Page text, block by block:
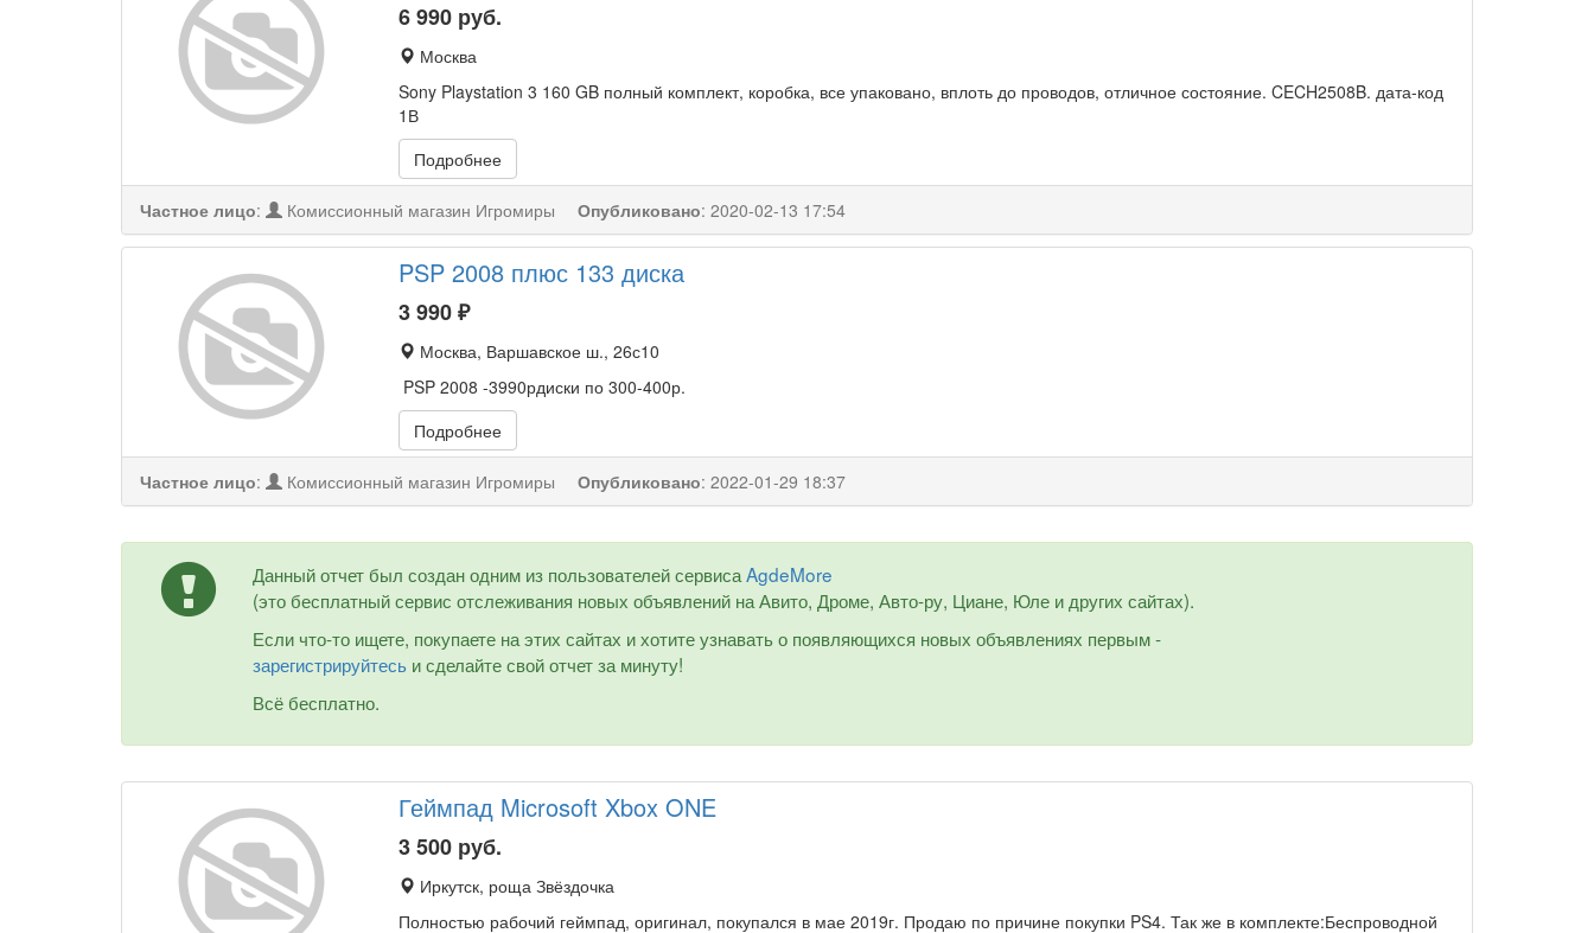
6 990 руб.
Москва
Sony Playstation 3 160 GB полный комплект, коробка, все упаковано, вплоть до проводов, отличное состояние. CECH2508B. дата-код
1В
Подробнее
Частное лицо: Комиссионный магазин Игромиры Опубликовано: 2020-02-13 17:54
PSP 2008 плюс 133 диска
3 990₽
Москва, Варшавское ш., 26с10
PSP 2008 -3990рдиски по 300-400р.
Подробнее
Частное лицо: Комиссионный магазин Игромиры Опубликовано: 2022-01-29 18:37
Данный отчет был создан одним из пользователей сервисаAgdeMore
(это бесплатный сервис отслеживания новых объявлений на Авито, Дроме, Авто-ру, Циане, Юле и других сайтах).
Если что-то ищете, покупаете на этих сайтах и хотите узнавать о появляющихся новых объявлениях первым -
зарегистрируйтесьи сделайте свой отчет за минуту!
Всё бесплатно.
Геймпад Microsoft Xbox ONE
3 500 руб.
Иркутск, роща Звёздочка
Полностью рабочий геймпад, оригинал, покупался в мае 2019г. Продаю по причине покупки PS4. Так же в комплекте:Беспроводной